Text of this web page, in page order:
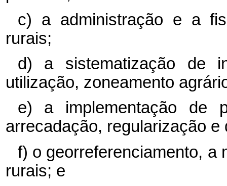
c) a administração e a
rurais;
d) a sistematização de
utilização, zoneamento
e) a implementação de
arrecadação, regularização
f) o georreferenciamento, a
rurais; e